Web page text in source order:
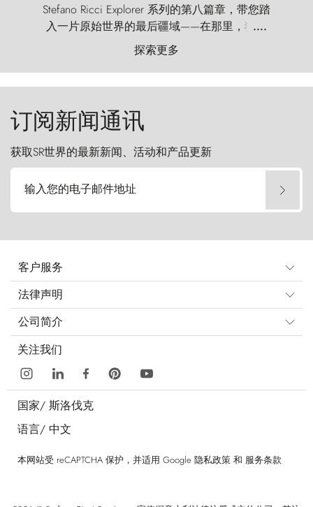
Stefano Ricci Explorer 系列的第八篇章，带您踏
入一片原始世界的最后疆域——在那里，狂风
以远古的怒号雕琢着自然，而百内塔（Torres
del Paine）则宛如石砌的哨兵，傲然向苍穹发
起挑战。
....
探索更多
订阅新闻通讯
获取SR世界的最新新闻、活动和产品更新
输入您的电子邮件地址
客户服务
法律声明
公司简介
关注我们
国家/ 斯洛伐克
语言/ 中文
本网站受 reCAPTCHA 保护，并适用 Google 隐私政策 和 服务条款